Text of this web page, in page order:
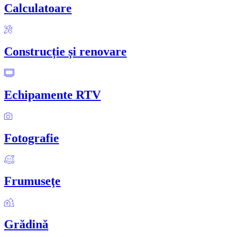
Calculatoare
Construcție și renovare
Echipamente RTV
Fotografie
Frumuseţe
Grădină